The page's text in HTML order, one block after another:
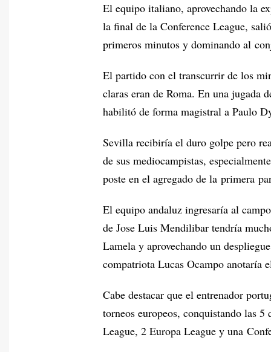
El equipo italiano, aprovechando la
la final de la Conference League,
primeros minutos y dominando al
El partido con el transcurrir de los
claras eran de Roma. En una jugada
habilitó de forma magistral a Paulo
Sevilla recibiría el duro golpe pero
de sus mediocampistas,
poste en el agregado de la primera
El equipo andaluz ingresaría al
de Jose Luis Mendilibar tendría
Lamela y aprovechando un
compatriota Lucas Ocampo anotaría
Cabe destacar que el entrenador
torneos europeos, conquistando las
League, 2 Europa League y una